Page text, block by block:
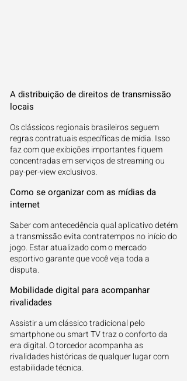
A distribuição de direitos de transmissão
locais
Os clássicos regionais brasileiros seguem
regras contratuais específicas de mídia. Isso
faz com que exibições importantes fiquem
concentradas em serviços de streaming ou
pay-per-view exclusivos.
Como se organizar com as mídias da
internet
Saber com antecedência qual aplicativo detém
a transmissão evita contratempos no início do
jogo. Estar atualizado com o mercado
esportivo garante que você veja toda a
disputa.
Mobilidade digital para acompanhar
rivalidades
Assistir a um clássico tradicional pelo
smartphone ou smart TV traz o conforto da
era digital. O torcedor acompanha as
rivalidades históricas de qualquer lugar com
estabilidade técnica.